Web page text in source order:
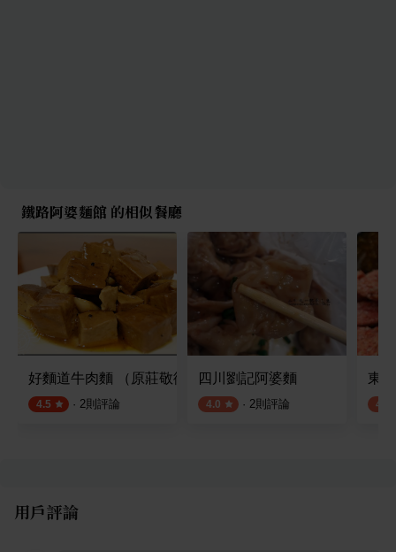
鐵路阿婆麵館 的相似餐廳
好麵道牛肉麵 （原莊敬街極品回香）
4.5 · 2則評論
四川劉記阿婆麵
4.0 · 2則評論
東
4.2
用戶評論